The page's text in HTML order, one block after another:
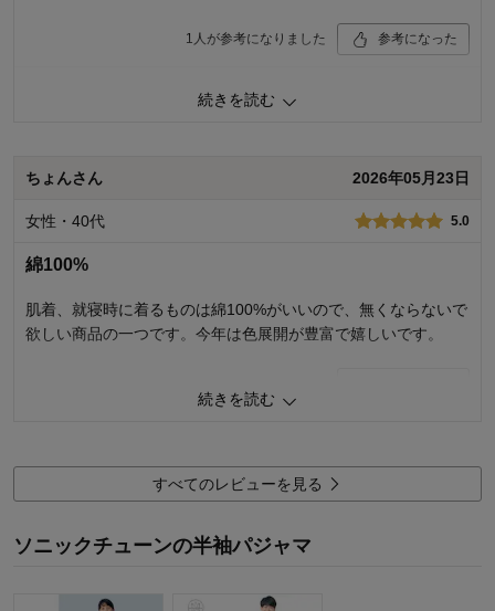
1 人が参考になりました 参考になった
購入商品： 杢グレー×ネイビー, １７０
続きを読む
ちょんさん 2026年05月23日
女性・40代 5.0
綿100%
肌着、就寝時に着るものは綿100%がいいので、無くならないで
欲しい商品の一つです。今年は色展開が豊富で嬉しいです。
デザイン
5.0
着心地･使用感
5.0
購入商品：
ブラック×杢グレー, １６０
体型： ぽっちゃり型
続きを読む
すべてのレビューを見る
ソニックチューンの半袖パジャマ